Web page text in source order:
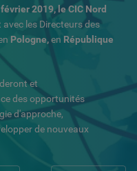
février 2019, le CIC Nord
les Directeurs des
Pologne,en République
et
des opportunités
d'approche,
de nouveaux